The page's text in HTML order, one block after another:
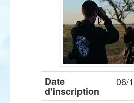
Date
d'inscription
06/